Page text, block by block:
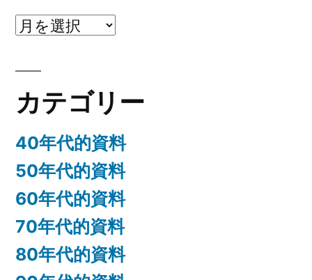
ア
イ
ブ
カテゴリー
40年代的資料
50年代的資料
60年代的資料
70年代的資料
80年代的資料